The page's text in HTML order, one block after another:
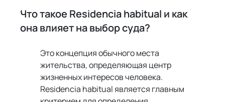
Что такое Residencia habitual и как
она влияет на выбор суда?
Это концепция обычного места
жительства, определяющая центр
жизненных интересов человека.
Residencia habitual является главным